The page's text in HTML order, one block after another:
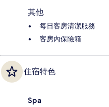
其他
每日客房清潔服務
客房內保險箱
住宿特色
Spa